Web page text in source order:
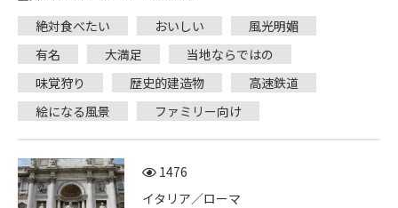
絶対食べたい
おいしい
風光明媚
有名
大満足
当地ならではの
味覚狩り
歴史的建造物
高速鉄道
絵になる風景
ファミリー向け
1476
イタリア／ローマ